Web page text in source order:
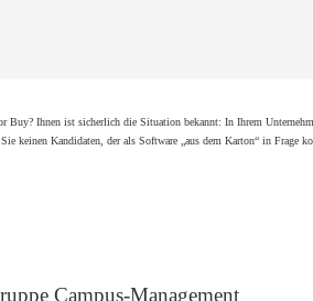
Buy? Ihnen ist sicherlich die Situation bekannt: In Ihrem
keinen Kandidaten, der als Software „aus dem Karton“ in Frage
Campus-Management